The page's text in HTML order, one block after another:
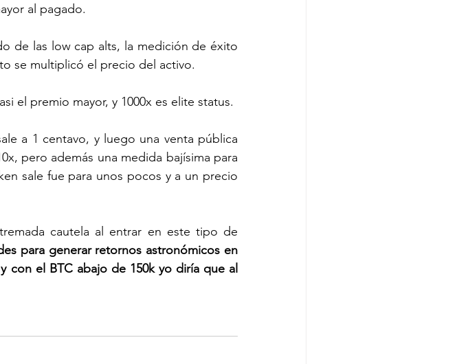
al pagado.
de las low cap alts, la medición de éxito
se multiplicó el precio del activo.
el premio mayor, y 1000x es elite status.
a 1 centavo, y luego una venta pública
pero además una medida bajísima para
sale fue para unos pocos y a un precio
cautela al entrar en este tipo de
para generar retornos astronómicos en
con el BTC abajo de 150k yo diría que al